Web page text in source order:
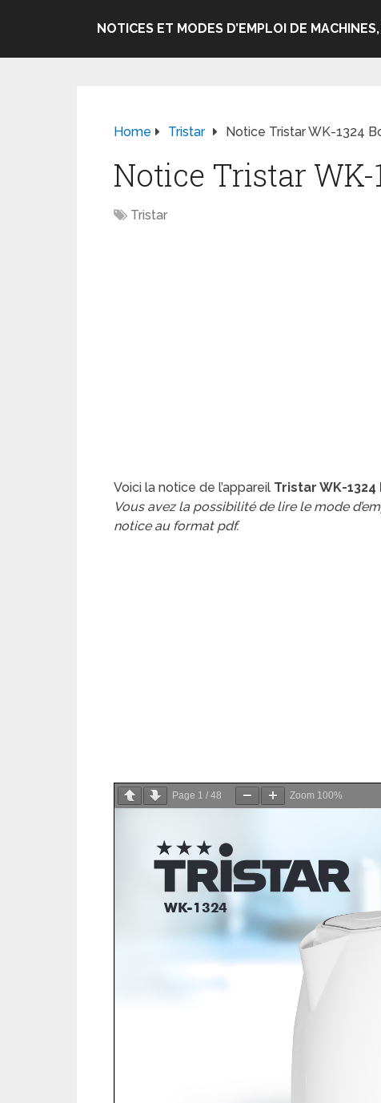
NOTICES ET MODES D’EMPLOI DE
Home Tristar Notice Tristar WK-1324
Notice Tristar
Tristar
Voici la notice de l’appareil Tristar WK-
Vous avez la possibilité de lire le mode
notice au format pdf.
Page 1 / 48 Zoom 100%